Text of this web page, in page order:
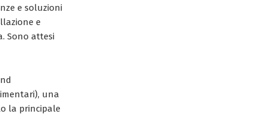
e soluzioni
e
Sono attesi
una
la principale